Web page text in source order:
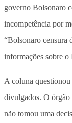
governo Bolsonaro
incompetência por
“Bolsonaro censura
informações sobre o
A coluna
divulgados. O órgão
não tomou uma